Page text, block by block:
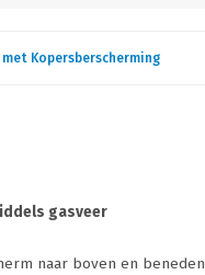
Kopersberscherming
gasveer
naar boven en beneden